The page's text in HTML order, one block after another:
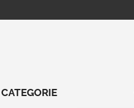
CATEGORIE